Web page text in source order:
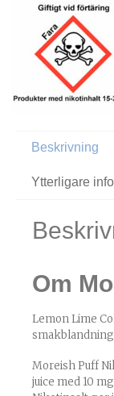
Beskrivning
Ytterligare
Om
Lemon Lime
smakblandning
Moreish Puff
juice med 10